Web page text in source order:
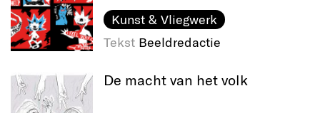
Kunst & Vliegwerk
Tekst Beeldredactie
De macht van het volk